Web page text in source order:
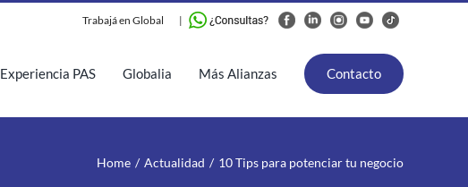
Trabajá en Global |
Experiencia PAS Globalia Más Alianzas Contacto
Home Actualidad 10 Tips para potenciar tu negocio